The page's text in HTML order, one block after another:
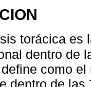
torácica es
dentro de
como